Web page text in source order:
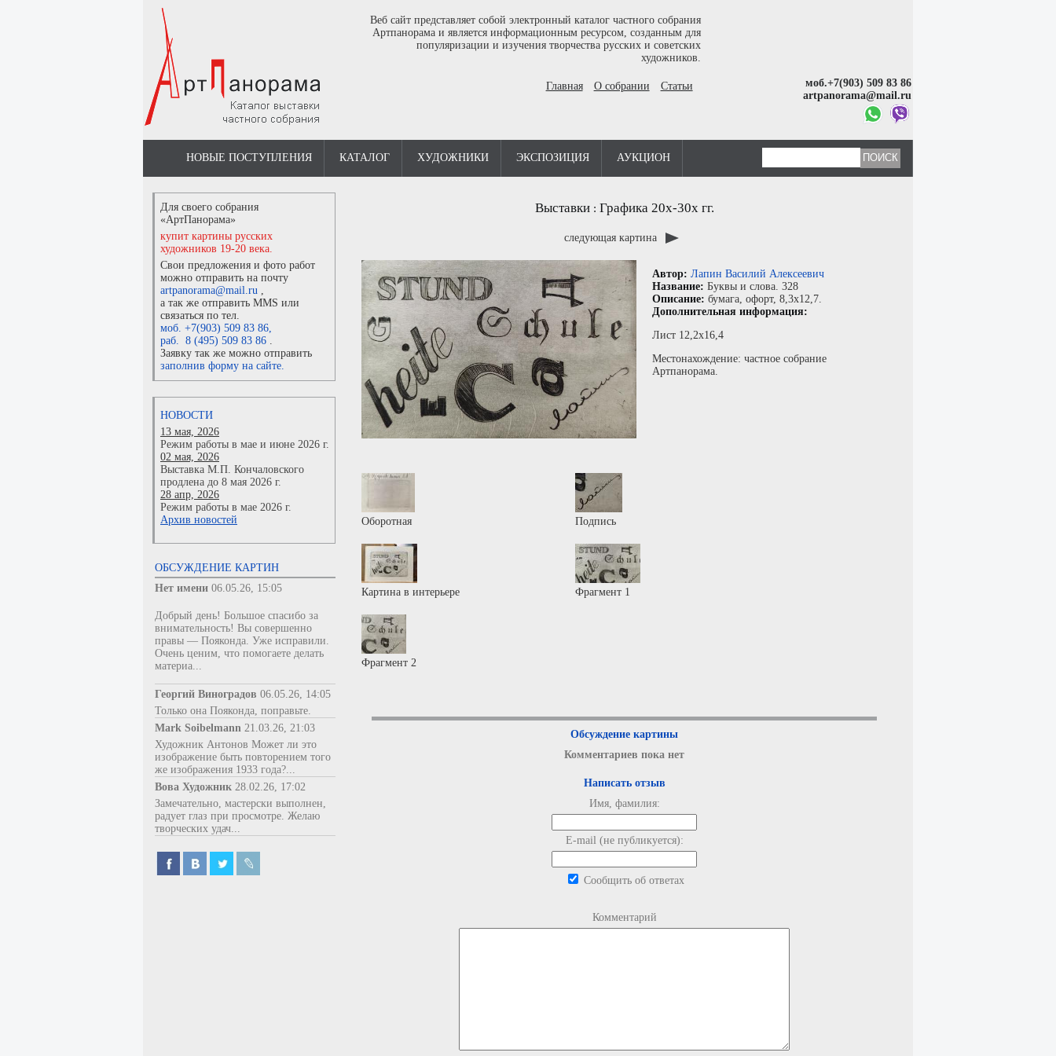
Веб сайт представляет собой электронный каталог частного собрания
Артпанорама и является информационным ресурсом, созданным для
популяризации и изучения творчества русских и советских
художников.
Главная О собрании Статьи
моб.+7(903) 509 83 86
artpanorama@mail.ru
НОВЫЕ ПОСТУПЛЕНИЯ КАТАЛОГ ХУДОЖНИКИ ЭКСПОЗИЦИЯ АУКЦИОН
Для своего собрания
«АртПанорама»
купит картины русских
художников 19-20 века.
Свои предложения и фото работ
можно отправить на почту
artpanorama@mail.ru ,
а так же отправить MMS или
связаться по тел.
моб. +7(903) 509 83 86,
раб. 8 (495) 509 83 86 .
Заявку так же можно отправить
заполнив форму на сайте.
НОВОСТИ
13 мая, 2026
Режим работы в мае и июне 2026 г.
02 мая, 2026
Выставка М.П. Кончаловского
продлена до 8 мая 2026 г.
28 апр, 2026
Режим работы в мае 2026 г.
Архив новостей
ОБСУЖДЕНИЕ КАРТИН
Нет имени 06.05.26, 15:05
Добрый день! Большое спасибо за
внимательность! Вы совершенно
правы — Пояконда. Уже исправили.
Очень ценим, что помогаете делать
материа...
Георгий Виноградов 06.05.26, 14:05
Только она Пояконда, поправьте.
Mark Soibelmann 21.03.26, 21:03
Художник Антонов Может ли это
изображение быть повторением того
же изображения 1933 года?...
Вова Художник 28.02.26, 17:02
Замечательно, мастерски выполнен,
радует глаз при просмотре. Желаю
творческих удач...
Выставки: Графика 20х-30х гг.
следующая картина
Автор: Лапин Василий Алексеевич
Название: Буквы и слова. 328
Описание: бумага, офорт, 8,3x12,7.
Дополнительная информация:
Лист 12,2х16,4
Местонахождение: частное собрание
Артпанорама.
Оборотная Подпись
Картина в интерьере Фрагмент 1
Фрагмент 2
Обсуждение картины
Комментариев пока нет
Написать отзыв
Имя, фамилия:
E-mail (не публикуется):
Сообщить об ответах
Комментарий